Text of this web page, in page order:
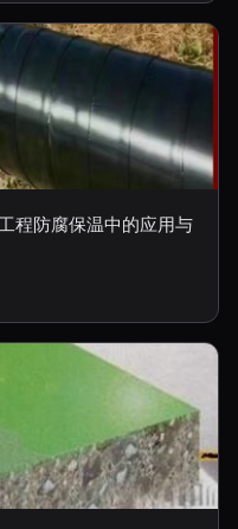
程防腐保温中的应用与